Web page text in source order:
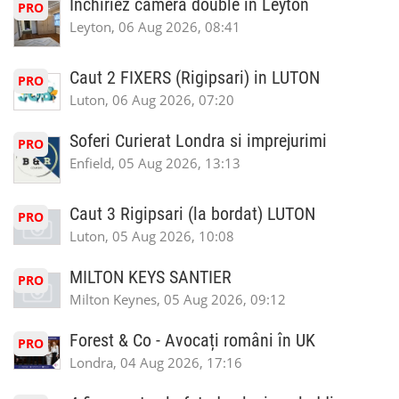
PRO Inchiriez camera double in Leyton
Leyton, 06 Aug 2026, 08:41
PRO Caut 2 FIXERS (Rigipsari) in LUTON
Luton, 06 Aug 2026, 07:20
PRO Soferi Curierat Londra si imprejurimi
Enfield, 05 Aug 2026, 13:13
PRO Caut 3 Rigipsari (la bordat) LUTON
Luton, 05 Aug 2026, 10:08
PRO MILTON KEYS SANTIER
Milton Keynes, 05 Aug 2026, 09:12
PRO Forest & Co - Avocați români în UK
Londra, 04 Aug 2026, 17:16